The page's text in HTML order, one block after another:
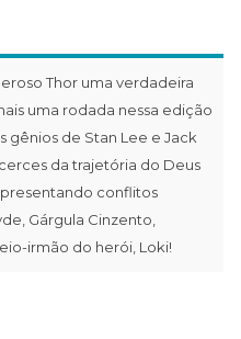
Thor uma verdadeira
uma rodada nessa edição
gênios de Stan Lee e Jack
da trajetória do Deus
conflitos
Gárgula Cinzento,
irmão do herói, Loki!